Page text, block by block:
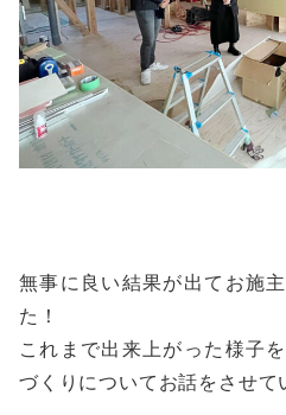
無事に良い結果が出てお施
た！
これまで出来上がった様子
づくりについてお話をさせて